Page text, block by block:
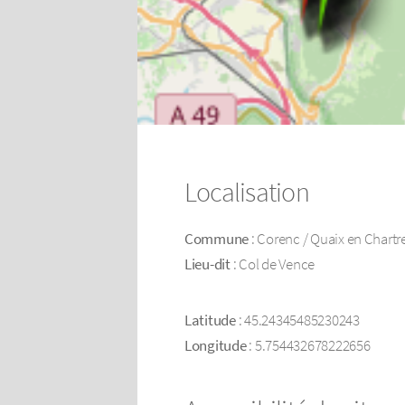
Localisation
Commune: Corenc / Quaix en
Lieu-dit: Col de Vence
Latitude: 45.24345485230243
Longitude: 5.754432678222656